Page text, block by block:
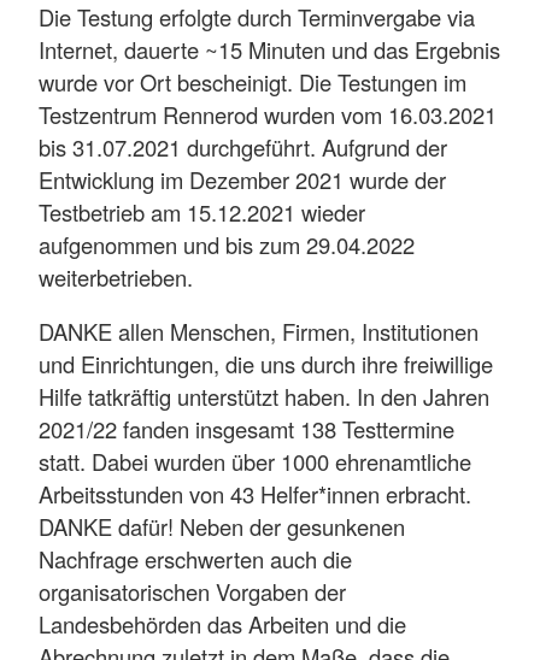
Die Testung erfolgte durch Terminvergabe via
Internet, dauerte ~15 Minuten und das Ergebnis
wurde vor Ort bescheinigt. Die Testungen im
Testzentrum Rennerod wurden vom 16.03.2021
bis 31.07.2021 durchgeführt. Aufgrund der
Entwicklung im Dezember 2021 wurde der
Testbetrieb am 15.12.2021 wieder
aufgenommen und bis zum 29.04.2022
weiterbetrieben.
DANKE allen Menschen, Firmen, Institutionen
und Einrichtungen, die uns durch ihre freiwillige
Hilfe tatkräftig unterstützt haben. In den Jahren
2021/22 fanden insgesamt 138 Testtermine
statt. Dabei wurden über 1000 ehrenamtliche
Arbeitsstunden von 43 Helfer*innen erbracht.
DANKE dafür! Neben der gesunkenen
Nachfrage erschwerten auch die
organisatorischen Vorgaben der
Landesbehörden das Arbeiten und die